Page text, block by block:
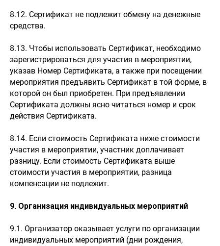
8.12. Сертификат не подлежит обмену на денежные
средства.
8.13. Чтобы использовать Сертификат, необходимо
зарегистрироваться для участия в мероприятии,
указав Номер Сертификата, а также при посещении
мероприятия предъявить Сертификат в той форме, в
которой он был приобретен. При предъявлении
Сертификата должны ясно читаться номер и срок
действия Сертификата.
8.14. Если стоимость Сертификата ниже стоимости
участия в мероприятии, участник доплачивает
разницу. Если стоимость Сертификата выше
стоимости участия в мероприятии, разница
компенсации не подлежит.
9. Организация индивидуальных мероприятий
9.1. Организатор оказывает услуги по организации
индивидуальных мероприятий (дни рождения,